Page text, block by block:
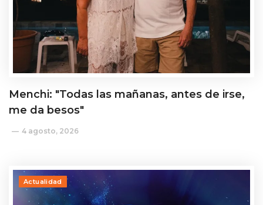
Menchi: "Todas las mañanas, antes de irse,
me da besos"
4 agosto, 2026
Actualidad